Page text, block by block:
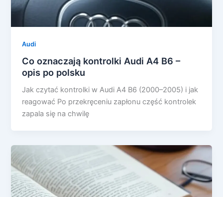
Audi
Co oznaczają kontrolki Audi A4 B6 –
opis po polsku
Jak czytać kontrolki w Audi A4 B6 (2000–2005) i jak
reagować Po przekręceniu zapłonu część kontrolek
zapala się na chwilę